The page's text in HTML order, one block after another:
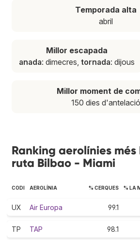
Temporada alta
abril
Millor escapada
anada: dimecres,tornada: dijous
Millor moment de
150 dies d'antelació
Ranking aerolínies
ruta Bilbao - Miami
CODI AEROLÍNIA % CERQUES % LA
UX Air Europa 99.1
TP TAP 98.1